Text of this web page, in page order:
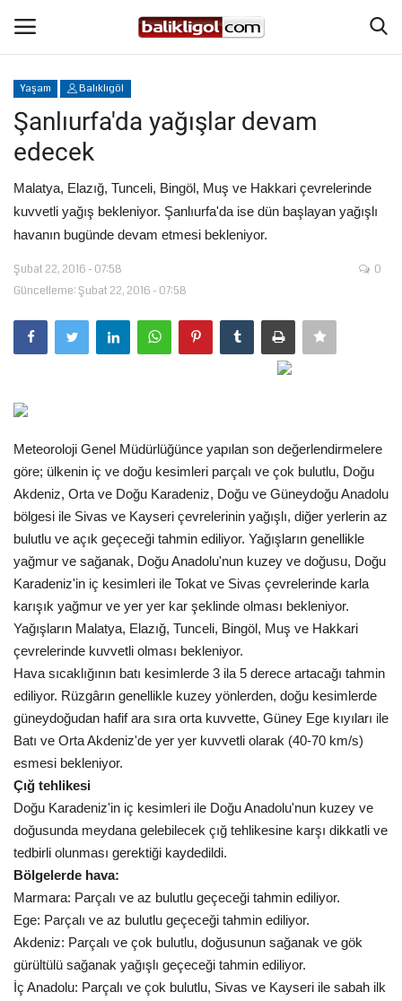
Giriş Yap
Anasayfa
Köşe Yazıları
Eğitim
Magazin
Tekno Bilim
Ekonomi
Galeriler
Siyaset
Künye
Yaşam
İletişim
Sağlık
Kültür Sanat
Yaşam Balıklıgöl
Şanlıurfa'da yağışlar devam
edecek
Malatya, Elazığ, Tunceli, Bingöl, Muş ve Hakkari çevrelerinde
kuvvetli yağış bekleniyor. Şanlıurfa'da ise dün başlayan yağışlı
havanın bugünde devam etmesi bekleniyor.
Şubat 22, 2016 - 07:58
Güncelleme: Şubat 22, 2016 - 07:58
0
Meteoroloji Genel Müdürlüğünce yapılan son değerlendirmelere
göre; ülkenin iç ve doğu kesimleri parçalı ve çok bulutlu, Doğu
Akdeniz, Orta ve Doğu Karadeniz, Doğu ve Güneydoğu Anadolu
bölgesi ile Sivas ve Kayseri çevrelerinin yağışlı, diğer yerlerin az
bulutlu ve açık geçeceği tahmin ediliyor. Yağışların genellikle
yağmur ve sağanak, Doğu Anadolu'nun kuzey ve doğusu, Doğu
Karadeniz'in iç kesimleri ile Tokat ve Sivas çevrelerinde karla
karışık yağmur ve yer yer kar şeklinde olması bekleniyor.
Yağışların Malatya, Elazığ, Tunceli, Bingöl, Muş ve Hakkari
çevrelerinde kuvvetli olması bekleniyor.
Hava sıcaklığının batı kesimlerde 3 ila 5 derece artacağı tahmin
ediliyor. Rüzgârın genellikle kuzey yönlerden, doğu kesimlerde
güneydoğudan hafif ara sıra orta kuvvette, Güney Ege kıyıları ile
Batı ve Orta Akdeniz'de yer yer kuvvetli olarak (40-70 km/s)
esmesi bekleniyor.
Çığ tehlikesi
Doğu Karadeniz'in iç kesimleri ile Doğu Anadolu'nun kuzey ve
doğusunda meydana gelebilecek çığ tehlikesine karşı dikkatli ve
tedbirli olunması gerektiği kaydedildi.
Bölgelerde hava:
Marmara: Parçalı ve az bulutlu geçeceği tahmin ediliyor.
Ege: Parçalı ve az bulutlu geçeceği tahmin ediliyor.
Akdeniz: Parçalı ve çok bulutlu, doğusunun sağanak ve gök
gürültülü sağanak yağışlı geçeceği tahmin ediliyor.
İç Anadolu: Parçalı ve çok bulutlu, Sivas ve Kayseri ile sabah ilk